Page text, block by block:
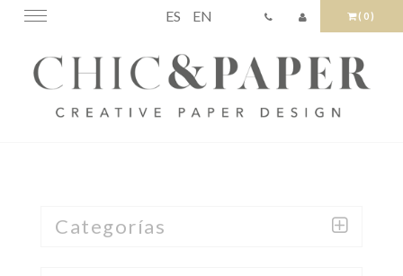
(0)
ES EN
Toggle
Categorías